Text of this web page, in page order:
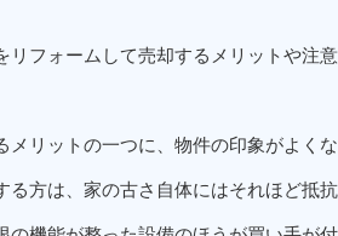
リフォームして売却するメリットや注
リットの一つに、物件の印象がよく
る方は、家の古さ自体にはそれほど抵